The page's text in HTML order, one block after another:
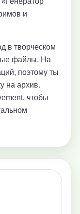
и
в творческом
файлы. На
поэтому ты
на архив.
чтобы